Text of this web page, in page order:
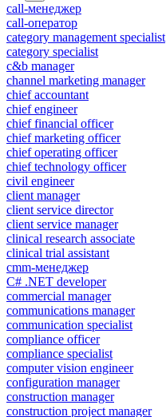
call-менеджер
call-оператор
category management specialist
category specialist
c&b manager
channel marketing manager
chief accountant
chief engineer
chief financial officer
chief marketing officer
chief operating officer
chief technology officer
civil engineer
client manager
client service director
client service manager
clinical research associate
clinical trial assistant
cmm-менеджер
C# .NET developer
commercial manager
communications manager
communication specialist
compliance officer
compliance specialist
computer vision engineer
configuration manager
construction manager
construction project manager